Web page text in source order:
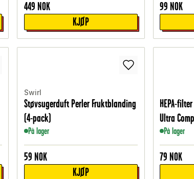
449 NOK
KJØP
99 NOK
Swirl
Støvsugerduft Perler Fruktblanding
(4-pack)
På lager
59 NOK
KJØP
HEPA-
Ultra
På lager
79 NOK